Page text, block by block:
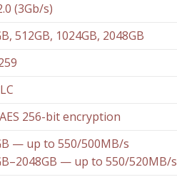
(3Gb/s)
512GB, 1024GB, 2048GB
256-bit encryption
— up to 550/500MB/s
— up to 550/520MB/s